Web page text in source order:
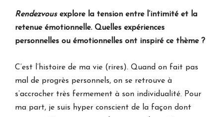
Rendezvousexplore la tension entre l’intimité et la
retenue émotionnelle. Quelles expériences
personnelles ou émotionnelles ont inspiré ce thème ?
C’est l’histoire de ma vie (rires). Quand on fait pas
mal de progrès personnels, on se retrouve à
s’accrocher très fermement à son individualité. Pour
ma part, je suis hyper conscient de la façon dont